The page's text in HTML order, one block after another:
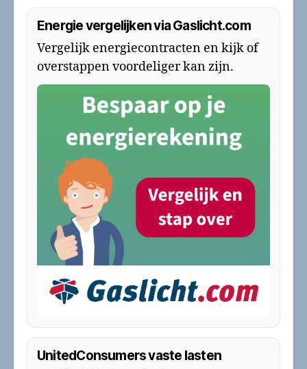
Energie vergelijken via Gaslicht.com
Vergelijk energiecontracten en kijk of
overstappen voordeliger kan zijn.
UnitedConsumers vaste lasten